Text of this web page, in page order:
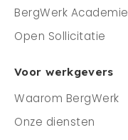
BergWerk Academie
Open Sollicitatie
Voor werkgevers
Waarom BergWerk
Onze diensten